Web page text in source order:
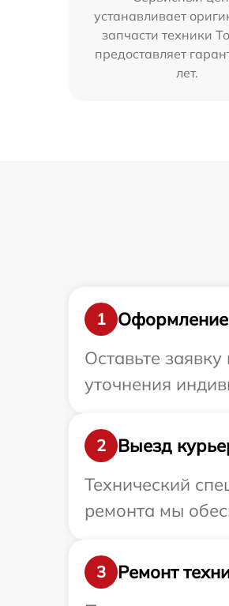
устанавливает
запчасти техники
предоставляет
лет.
1
Оформление
Оставьте
уточнения
2
Выезд
Технический
ремонта мы
3
Ремонт